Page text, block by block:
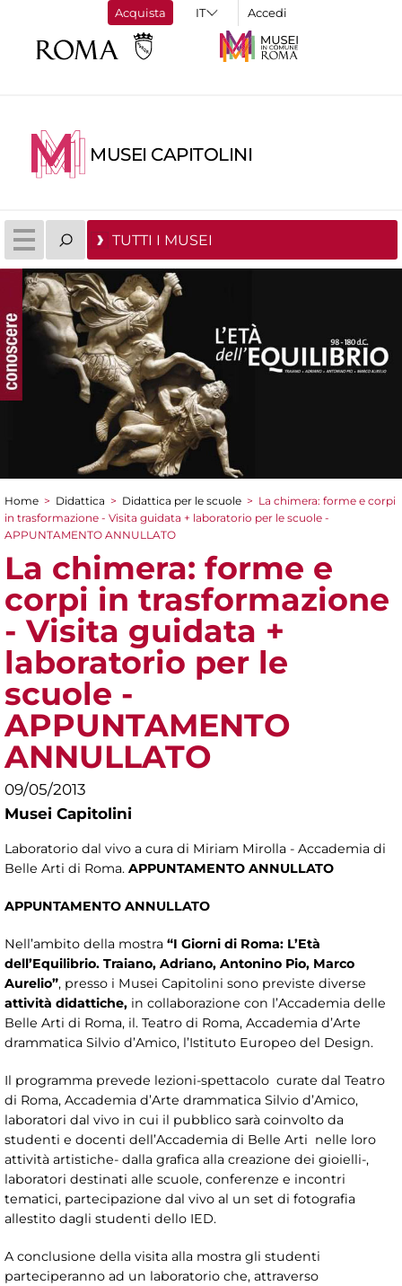
Acquista Accedi
MUSEI CAPITOLINI
TUTTI I MUSEI
Tu sei qui
Home > Didattica > Didattica per le scuole > La chimera: forme e corpi
in trasformazione - Visita guidata + laboratorio per le scuole -
APPUNTAMENTO ANNULLATO
La chimera: forme e
corpi in trasformazione
- Visita guidata +
laboratorio per le
scuole -
APPUNTAMENTO
ANNULLATO
09/05/2013
Musei Capitolini
Laboratorio dal vivo a cura di Miriam Mirolla - Accademia di
Belle Arti di Roma. APPUNTAMENTO ANNULLATO
APPUNTAMENTO ANNULLATO
Nell’ambito della mostra “I Giorni di Roma: L’Età
dell’Equilibrio. Traiano, Adriano, Antonino Pio, Marco
Aurelio”, presso i Musei Capitolini sono previste diverse
attività didattiche, in collaborazione con l’Accademia delle
Belle Arti di Roma, il. Teatro di Roma, Accademia d’Arte
drammatica Silvio d’Amico, l’Istituto Europeo del Design.
Il programma prevede lezioni-spettacolo curate dal Teatro
di Roma, Accademia d’Arte drammatica Silvio d’Amico,
laboratori dal vivo in cui il pubblico sarà coinvolto da
studenti e docenti dell’Accademia di Belle Arti nelle loro
attività artistiche- dalla grafica alla creazione dei gioielli-,
laboratori destinati alle scuole, conferenze e incontri
tematici, partecipazione dal vivo al un set di fotografia
allestito dagli studenti dello IED.
A conclusione della visita alla mostra gli studenti
parteciperanno ad un laboratorio che, attraverso